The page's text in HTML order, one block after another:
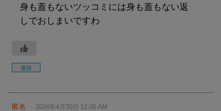
身も蓋もないツッコミには身も蓋もない返
しでおしまいですわ
返信
匿名 2024年4月30日 12:05 AM